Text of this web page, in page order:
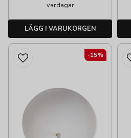
vardagar
LÄGG I VARUKORGEN
-15%